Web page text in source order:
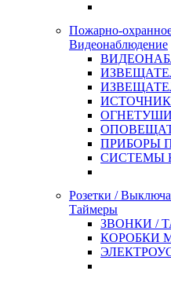
Пожарно-
Видеонаблюдение
ПРИБОРЫ
СИСТЕМЫ
Розетки /
Таймеры
ЗВОНКИ /
КОРОБКИ